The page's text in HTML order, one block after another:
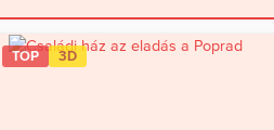
TOP 3D